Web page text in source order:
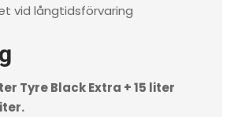
vid långtidsförvaring
Tyre Black Extra + 15 liter